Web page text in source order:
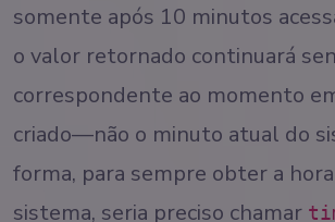
somente após 10 minutos
o valor retornado continuará
correspondente ao momento
criado—não o minuto atual do
forma, para sempre obter a hora
sistema, seria preciso chamar